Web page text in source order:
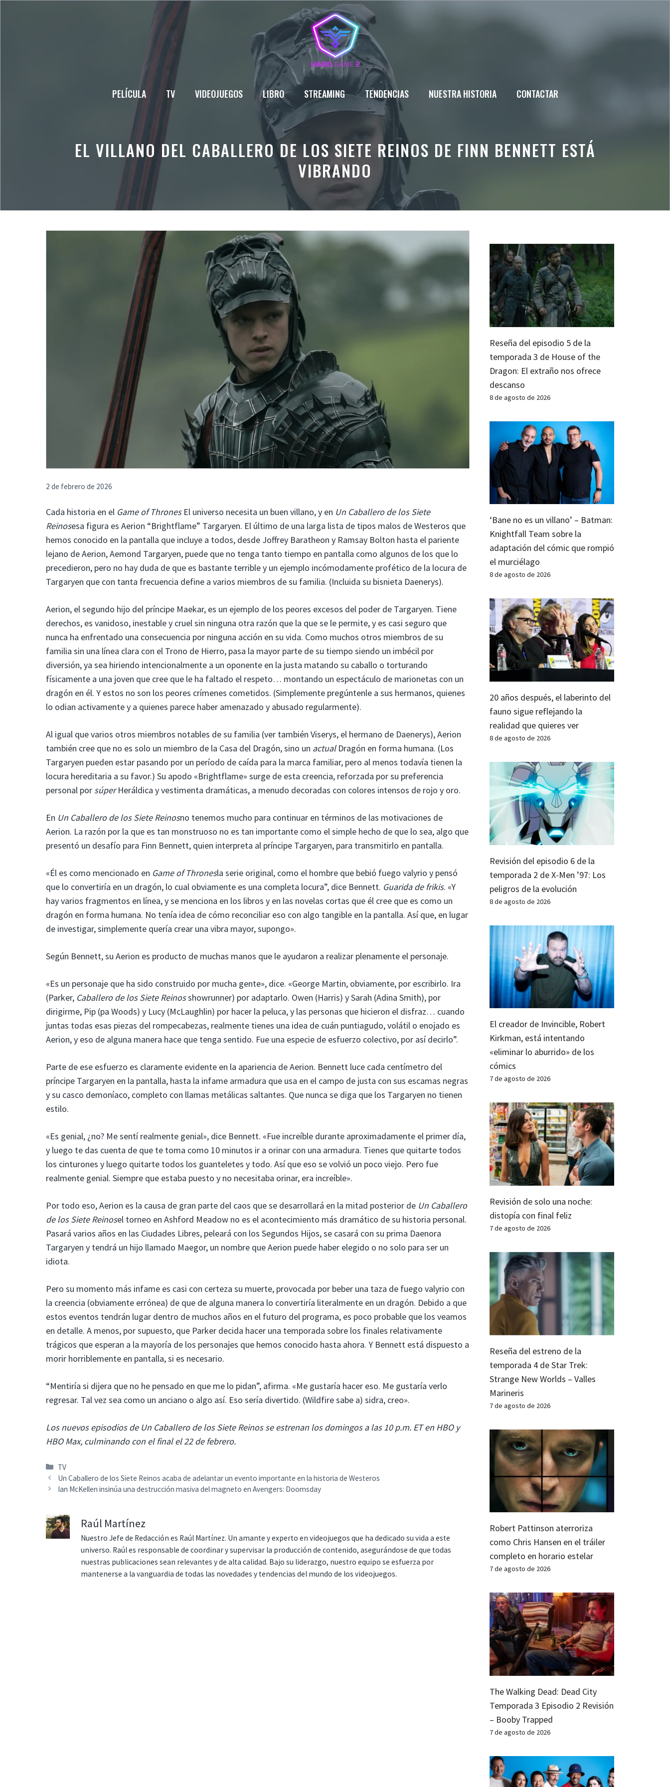
PELÍCULA TV VIDEOJUEGOS LIBRO STREAMING TENDENCIAS NUESTRA HISTORIA CONTACTAR
EL VILLANO DEL CABALLERO DE LOS SIETE REINOS DE FINN BENNETT ESTÁ
VIBRANDO
2 de febrero de 2026
Cada historia en el Game of Thrones El universo necesita un buen villano, y en Un Caballero de los Siete
Reinosesa figura es Aerion “Brightflame” Targaryen. El último de una larga lista de tipos malos de Westeros que
hemos conocido en la pantalla que incluye a todos, desde Joffrey Baratheon y Ramsay Bolton hasta el pariente
lejano de Aerion, Aemond Targaryen, puede que no tenga tanto tiempo en pantalla como algunos de los que lo
precedieron, pero no hay duda de que es bastante terrible y un ejemplo incómodamente profético de la locura de
Targaryen que con tanta frecuencia define a varios miembros de su familia. (Incluida su bisnieta Daenerys).
Aerion, el segundo hijo del príncipe Maekar, es un ejemplo de los peores excesos del poder de Targaryen. Tiene
derechos, es vanidoso, inestable y cruel sin ninguna otra razón que la que se le permite, y es casi seguro que
nunca ha enfrentado una consecuencia por ninguna acción en su vida. Como muchos otros miembros de su
familia sin una línea clara con el Trono de Hierro, pasa la mayor parte de su tiempo siendo un imbécil por
diversión, ya sea hiriendo intencionalmente a un oponente en la justa matando su caballo o torturando
físicamente a una joven que cree que le ha faltado el respeto… montando un espectáculo de marionetas con un
dragón en él. Y estos no son los peores crímenes cometidos. (Simplemente pregúntenle a sus hermanos, quienes
lo odian activamente y a quienes parece haber amenazado y abusado regularmente).
Al igual que varios otros miembros notables de su familia (ver también Viserys, el hermano de Daenerys), Aerion
también cree que no es solo un miembro de la Casa del Dragón, sino un actualDragón en forma humana. (Los
Targaryen pueden estar pasando por un período de caída para la marca familiar, pero al menos todavía tienen la
locura hereditaria a su favor.) Su apodo «Brightflame» surge de esta creencia, reforzada por su preferencia
personal por súperHeráldica y vestimenta dramáticas, a menudo decoradas con colores intensos de rojo y oro.
En Un Caballero de los Siete Reinosno tenemos mucho para continuar en términos de las motivaciones de
Aerion. La razón por la que es tan monstruoso no es tan importante como el simple hecho de que lo sea, algo que
presentó un desafío para Finn Bennett, quien interpreta al príncipe Targaryen, para transmitirlo en pantalla.
«Él es como mencionado en Game of Thronesla serie original, como el hombre que bebió fuego valyrio y pensó
que lo convertiría en un dragón, lo cual obviamente es una completa locura”, dice Bennett. Guarida de frikis. «Y
hay varios fragmentos en línea, y se menciona en los libros y en las novelas cortas que él cree que es como un
dragón en forma humana. No tenía idea de cómo reconciliar eso con algo tangible en la pantalla. Así que, en lugar
de investigar, simplemente quería crear una vibra mayor, supongo».
Según Bennett, su Aerion es producto de muchas manos que le ayudaron a realizar plenamente el personaje.
«Es un personaje que ha sido construido por mucha gente», dice. «George Martin, obviamente, por escribirlo. Ira
(Parker, Caballero de los Siete Reinosshowrunner) por adaptarlo. Owen (Harris) y Sarah (Adina Smith), por
dirigirme, Pip (pa Woods) y Lucy (McLaughlin) por hacer la peluca, y las personas que hicieron el disfraz… cuando
juntas todas esas piezas del rompecabezas, realmente tienes una idea de cuán puntiagudo, volátil o enojado es
Aerion, y eso de alguna manera hace que tenga sentido. Fue una especie de esfuerzo colectivo, por así decirlo”.
Parte de ese esfuerzo es claramente evidente en la apariencia de Aerion. Bennett luce cada centímetro del
príncipe Targaryen en la pantalla, hasta la infame armadura que usa en el campo de justa con sus escamas negras
y su casco demoníaco, completo con llamas metálicas saltantes. Que nunca se diga que los Targaryen no tienen
estilo.
«Es genial, ¿no? Me sentí realmente genial», dice Bennett. «Fue increíble durante aproximadamente el primer día,
y luego te das cuenta de que te toma como 10 minutos ir a orinar con una armadura. Tienes que quitarte todos
los cinturones y luego quitarte todos los guanteletes y todo. Así que eso se volvió un poco viejo. Pero fue
realmente genial. Siempre que estaba puesto y no necesitaba orinar, era increíble».
Por todo eso, Aerion es la causa de gran parte del caos que se desarrollará en la mitad posterior de Un Caballero
de los Siete Reinosel torneo en Ashford Meadow no es el acontecimiento más dramático de su historia personal.
Pasará varios años en las Ciudades Libres, peleará con los Segundos Hijos, se casará con su prima Daenora
Targaryen y tendrá un hijo llamado Maegor, un nombre que Aerion puede haber elegido o no solo para ser un
idiota.
Pero su momento más infame es casi con certeza su muerte, provocada por beber una taza de fuego valyrio con
la creencia (obviamente errónea) de que de alguna manera lo convertiría literalmente en un dragón. Debido a que
estos eventos tendrán lugar dentro de muchos años en el futuro del programa, es poco probable que los veamos
en detalle. A menos, por supuesto, que Parker decida hacer una temporada sobre los finales relativamente
trágicos que esperan a la mayoría de los personajes que hemos conocido hasta ahora. Y Bennett está dispuesto a
morir horriblemente en pantalla, si es necesario.
“Mentiría si dijera que no he pensado en que me lo pidan”, afirma. «Me gustaría hacer eso. Me gustaría verlo
regresar. Tal vez sea como un anciano o algo así. Eso sería divertido. (Wildfire sabe a) sidra, creo».
Los nuevos episodios de Un Caballero de los Siete Reinos se estrenan los domingos a las 10 p.m. ET en HBO y
HBO Max, culminando con el final el 22 de febrero.
Categorías
TV
Un Caballero de los Siete Reinos acaba de adelantar un evento importante en la historia de Westeros
Ian McKellen insinúa una destrucción masiva del magneto en Avengers: Doomsday
Raúl Martínez
Nuestro Jefe de Redacción es Raúl Martínez. Un amante y experto en videojuegos que ha dedicado su vida a este
universo. Raúl es responsable de coordinar y supervisar la producción de contenido, asegurándose de que todas
nuestras publicaciones sean relevantes y de alta calidad. Bajo su liderazgo, nuestro equipo se esfuerza por
mantenerse a la vanguardia de todas las novedades y tendencias del mundo de los videojuegos.
Reseña del episodio 5 de la
temporada 3 de House of the
Dragon: El extraño nos ofrece
descanso
8 de agosto de 2026
‘Bane no es un villano’ – Batman:
Knightfall Team sobre la
adaptación del cómic que rompió
el murciélago
8 de agosto de 2026
20 años después, el laberinto del
fauno sigue reflejando la
realidad que quieres ver
8 de agosto de 2026
Revisión del episodio 6 de la
temporada 2 de X-Men ’97: Los
peligros de la evolución
8 de agosto de 2026
El creador de Invincible, Robert
Kirkman, está intentando
«eliminar lo aburrido» de los
cómics
7 de agosto de 2026
Revisión de solo una noche:
distopía con final feliz
7 de agosto de 2026
Reseña del estreno de la
temporada 4 de Star Trek:
Strange New Worlds – Valles
Marineris
7 de agosto de 2026
Robert Pattinson aterroriza
como Chris Hansen en el tráiler
completo en horario estelar
7 de agosto de 2026
The Walking Dead: Dead City
Temporada 3 Episodio 2 Revisión
– Booby Trapped
7 de agosto de 2026